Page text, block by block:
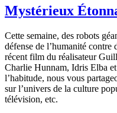
‘r
Treat
annoncé
Mystérieux
Cette semaine, des robots
défense de l’humanité
récent film du réalisateur
Charlie Hunnam, Idris Elba
l’habitude, nous vous
sur l’univers de la culture
télévision, etc.